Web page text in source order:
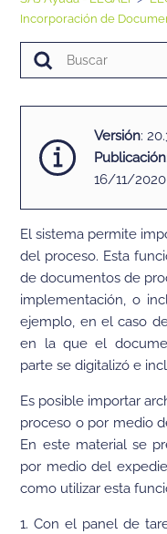
Incorporación de
Versión:
Publicación
16/11/2020
El sistema permite
del proceso. Esta
de documentos de
implementación, o
ejemplo, en el caso
en la que el
parte se digitalizó e
Es posible importar
proceso o por medio
En este material se
por medio del
como utilizar esta
1. Con el panel de